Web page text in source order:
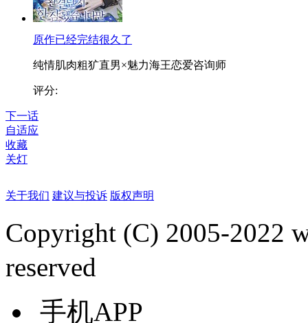
原作已经完结很久了
纯情肌肉粗犷直男×魅力海王恋爱咨询师
评分:
下一话
自适应
收藏
关灯
关于我们 建议与投诉 版权声明
Copyright (C) 2005-2022
reserved
手机APP